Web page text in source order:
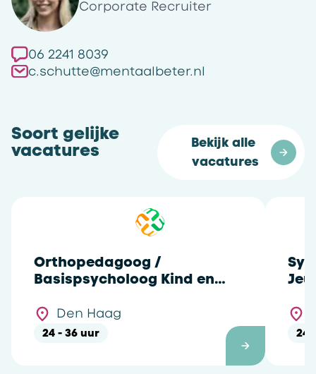
Corporate Recruiter
06 2241 8039
c.schutte@mentaalbeter.nl
Soort gelijke
vacatures
Bekijk alle
vacatures
Orthopedagoog /
Basispsycholoog Kind en
NOIDen Haag
24 - 36 uur 24